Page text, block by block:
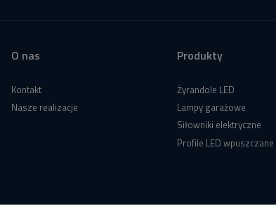
O nas
Kontakt
Nasze realizacje
Produkty
Żyrandole LED
Lampy garażowe
Siłowniki elektryczne
Profile LED wpuszczane